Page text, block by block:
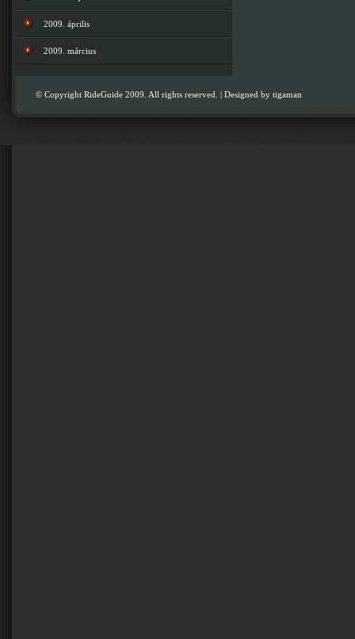
2009. április
2009. március
© Copyright RideGuide 2009. All rights reserved. | Designed by tigaman